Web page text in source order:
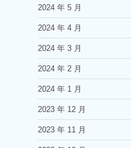
2024 年 5 月
2024 年 4 月
2024 年 3 月
2024 年 2 月
2024 年 1 月
2023 年 12 月
2023 年 11 月